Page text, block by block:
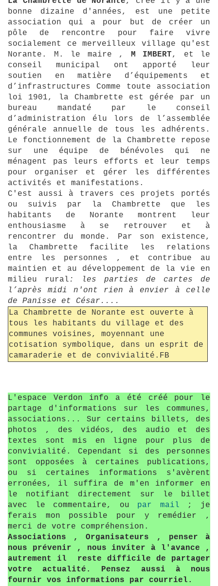
bonne dizaine d'années, est une petite
association qui a pour but de créer un
pôle de rencontre pour faire vivre
socialement ce merveilleux village qu'est
Norante. M. le maire , M IMBERT, et le
conseil municipal ont apporté leur
soutien en matière d’équipements et
d’infrastructures Comme toute association
loi 1901, la Chambrette est gérée par un
bureau mandaté par le conseil
d’administration élu lors de l’assemblée
générale annuelle de tous les adhérents.
Le fonctionnement de la Chambrette repose
sur une équipe de bénévoles qui ne
ménagent pas leurs efforts et leur temps
pour organiser et gérer les différentes
activités et manifestations.
C'est aussi à travers ces projets portés
ou suivis par la Chambrette que les
habitants de Norante montrent leur
enthousiasme à se retrouver et à
rencontrer du monde. Par son existence,
la Chambrette facilite les relations
entre les personnes , et contribue au
maintien et au développement de la vie en
milieu rural : les parties de cartes de
l’après midi n'ont rien à envier à celle
de Panisse et César....
La Chambrette de Norante est ouverte à
tous les habitants du village et des
communes voisines, moyennant une
cotisation symbolique, dans un esprit de
camaraderie et de convivialité.FB
L'espace Verdon info a été créé pour le
partage d'informations sur les communes,
associations... Sur certains billets, des
photos , des vidéos, des audio et des
textes sont mis en ligne pour plus de
convivialité. Cependant si des personnes
sont opposées à certaines publications,
ou si certaines informations s'avèrent
erronées, il suffira de m'en informer en
le notifiant directement sur le billet
avec le commentaire, ou par mail ; je
ferais mon possible pour y remédier ,
merci de votre compréhension.
Associations , Organisateurs , penser à
nous prévenir , nous inviter à l'avance ,
autrement il reste difficile de partager
votre actualité. Pensez aussi à nous
fournir vos informations par courriel.